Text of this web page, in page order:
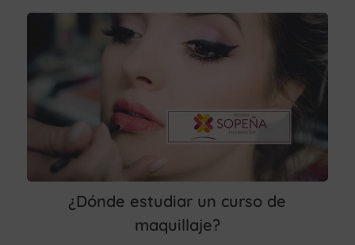
¿Dónde estudiar un curso de
maquillaje?